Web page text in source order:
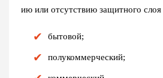
ию или отсутствию защитного слоя
бытовой;
полукоммерческий;